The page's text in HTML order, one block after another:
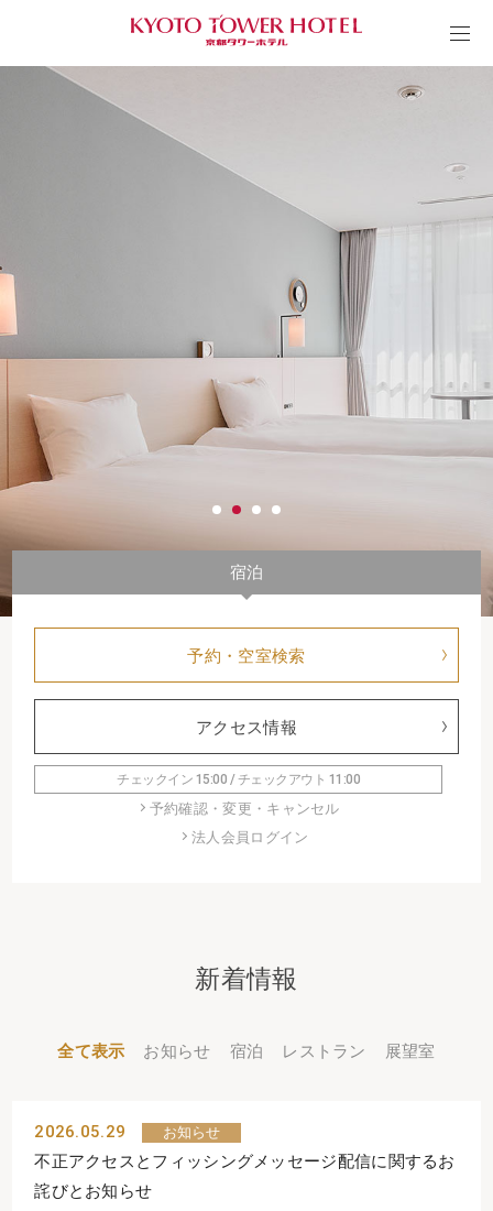
宿泊
予約・空室検索
アクセス情報
チェックイン 15:00 / チェックアウト 11:00
予約確認・変更・キャンセル
法人会員ログイン
新着情報
全て表示 お知らせ 宿泊 レストラン 展望室
2026.05.29 お知らせ
不正アクセスとフィッシングメッセージ配信に関するお
詫びとお知らせ